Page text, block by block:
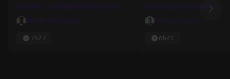
visuelle ? (Ultime Masterclass)
Dimitri Ndjonyang
7h27
des logos percutants
Romain Duclos
6h41